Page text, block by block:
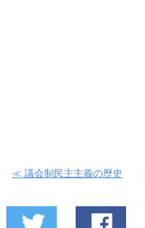
≪ 議会制民主主義の歴史